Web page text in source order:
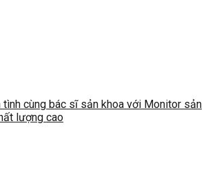
tình cùng bác sĩ sản khoa với Monitor sản
lượng cao